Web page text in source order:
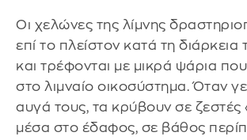
Οι χελώνες της λίμνης
επί το πλείστον κατά τη διάρκεια
και τρέφονται με μικρά ψάρια
στο λιμναίο οικοσύστημα. Όταν
αυγά τους, τα κρύβουν σε ζεστές
μέσα στο έδαφος, σε βάθος